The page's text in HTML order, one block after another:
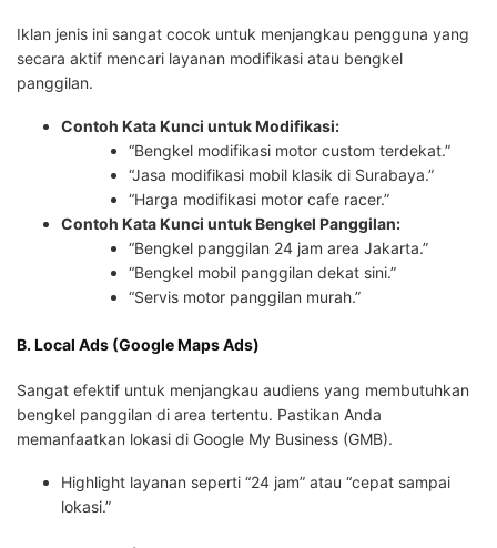
Iklan jenis ini sangat cocok untuk menjangkau pengguna yang
secara aktif mencari layanan modifikasi atau bengkel
panggilan.
Contoh Kata Kunci untuk Modifikasi:
“Bengkel modifikasi motor custom terdekat.”
“Jasa modifikasi mobil klasik di Surabaya.”
“Harga modifikasi motor cafe racer.”
Contoh Kata Kunci untuk Bengkel Panggilan:
“Bengkel panggilan 24 jam area Jakarta.”
“Bengkel mobil panggilan dekat sini.”
“Servis motor panggilan murah.”
B. Local Ads (Google Maps Ads)
Sangat efektif untuk menjangkau audiens yang membutuhkan
bengkel panggilan di area tertentu. Pastikan Anda
memanfaatkan lokasi di Google My Business (GMB).
Highlight layanan seperti “24 jam” atau “cepat sampai
lokasi.”